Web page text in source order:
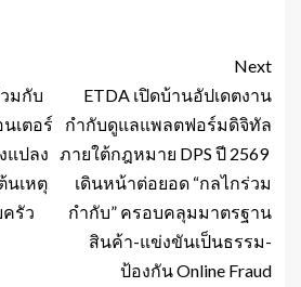
มกับ
เตอร์
แปลง
นเหตุ
รัว
Next
ETDA เปิดบ้านอัปเดตงาน
กำกับดูแลแพลตฟอร์มดิจิทัล
ภายใต้กฎหมาย DPS ปี 2569
เดินหน้าต่อยอด “กลไกร่วม
กำกับ” ครอบคลุมมาตรฐาน
สินค้า-แข่งขันเป็นธรรม-
ป้องกัน Online Fraud